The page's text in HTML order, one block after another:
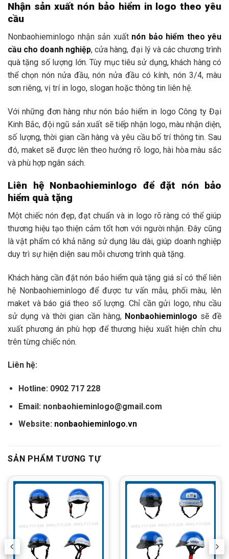
Nhận sản xuất nón bảo hiểm in logo theo yêu
cầu
Nonbaohieminlogo nhận sản xuất nón bảo hiểm theo yêu
cầu cho doanh nghiệp, cửa hàng, đại lý và các chương trình
quà tặng số lượng lớn. Tùy mục tiêu sử dụng, khách hàng có
thể chọn nón nửa đầu, nón nửa đầu có kính, nón 3/4, màu
sơn riêng, vị trí in logo, slogan hoặc thông tin liên hệ.
Với những đơn hàng như nón bảo hiểm in logo Công ty Đại
Kinh Bắc, đội ngũ sản xuất sẽ tiếp nhận logo, màu nhận diện,
số lượng, thời gian cần hàng và yêu cầu bố trí thông tin. Sau
đó, maket sẽ được lên theo hướng rõ logo, hài hòa màu sắc
và phù hợp ngân sách.
Liên hệ Nonbaohieminlogo để đặt nón bảo
hiểm quà tặng
Một chiếc nón đẹp, đạt chuẩn và in logo rõ ràng có thể giúp
thương hiệu tạo thiện cảm tốt hơn với người nhận. Đây cũng
là vật phẩm có khả năng sử dụng lâu dài, giúp doanh nghiệp
duy trì sự hiện diện sau mỗi chương trình quà tặng.
Khách hàng cần đặt nón bảo hiểm quà tặng giá sỉ có thể liên
hệ Nonbaohieminlogo để được tư vấn mẫu, phối màu, lên
maket và báo giá theo số lượng. Chỉ cần gửi logo, nhu cầu
sử dụng và thời gian cần hàng, Nonbaohieminlogo sẽ đề
xuất phương án phù hợp để thương hiệu xuất hiện chỉn chu
trên từng chiếc nón.
Liên hệ:
Hotline: 0902 717 228
Email: nonbaohieminlogo@gmail.com
Website: nonbaohieminlogo.vn
SẢN PHẨM TƯƠNG TỰ